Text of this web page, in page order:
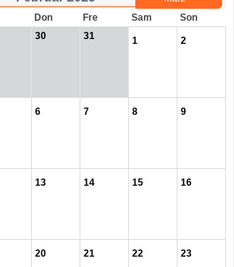
Don Fre Sam
Son
30 31 1 2
6 7 8 9
13 14 15 16
20 21 22 23